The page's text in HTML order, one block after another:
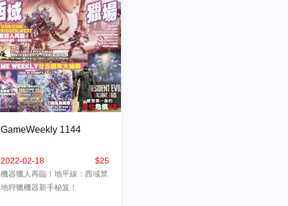
GameWeekly 1144
2022-02-18 $25
機器獵人再臨！地平線：西域禁
地狩獵機器新手秘笈！